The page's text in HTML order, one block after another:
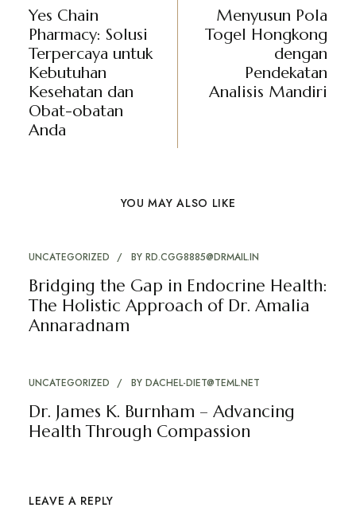
Yes Chain
Pharmacy: Solusi
Terpercaya untuk
Kebutuhan
Kesehatan dan
Obat-obatan
Anda
Menyusun Pola
Togel Hongkong
dengan
Pendekatan
Analisis Mandiri
YOU MAY ALSO LIKE
UNCATEGORIZED BY RD.CGG8885@DRMAIL.IN
Bridging the Gap in Endocrine Health:
The Holistic Approach of Dr. Amalia
Annaradnam
UNCATEGORIZED BY DACHEL-DIET@TEML.NET
Dr. James K. Burnham – Advancing
Health Through Compassion
LEAVE A REPLY